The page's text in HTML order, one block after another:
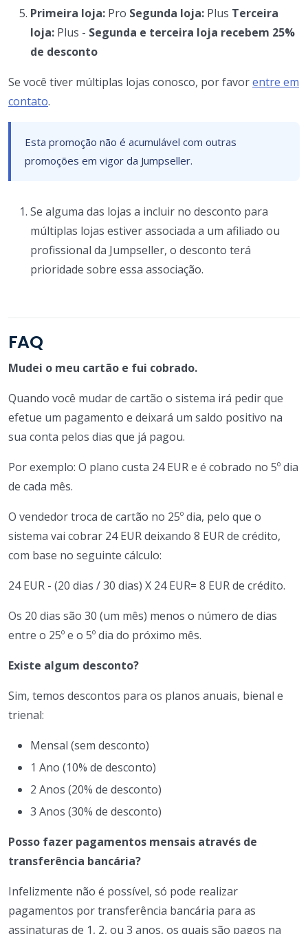
Primeira loja: Pro Segunda loja: Plus Terceira
loja: Plus - Segunda e terceira loja recebem 25%
de desconto
Se você tiver múltiplas lojas conosco, por favorentre em
contato.
Esta promoção não é acumulável com outras
promoções em vigor da Jumpseller.
Se alguma das lojas a incluir no desconto para
múltiplas lojas estiver associada a um afiliado ou
profissional da Jumpseller, o desconto terá
prioridade sobre essa associação.
FAQ
Mudei o meu cartão e fui cobrado.
Quando você mudar de cartão o sistema irá pedir que
efetue um pagamento e deixará um saldo positivo na
sua conta pelos dias que já pagou.
Por exemplo: O plano custa 24 EUR e é cobrado no 5º dia
de cada mês.
O vendedor troca de cartão no 25º dia, pelo que o
sistema vai cobrar 24 EUR deixando 8 EUR de crédito,
com base no seguinte cálculo:
24 EUR - (20 dias / 30 dias) X 24 EUR= 8 EUR de crédito.
Os 20 dias são 30 (um mês) menos o número de dias
entre o 25º e o 5º dia do próximo mês.
Existe algum desconto?
Sim, temos descontos para os planos anuais, bienal e
trienal:
Mensal (sem desconto)
1 Ano (10% de desconto)
2 Anos (20% de desconto)
3 Anos (30% de desconto)
Posso fazer pagamentos mensais através de
transferência bancária?
Infelizmente não é possível, só pode realizar
pagamentos por transferência bancária para as
assinaturas de 1, 2, ou 3 anos, os quais são pagos na